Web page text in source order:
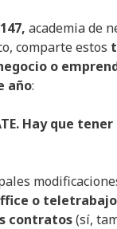
academia de
comparte estos
o
año:
Hay que
o
contratos(sí,